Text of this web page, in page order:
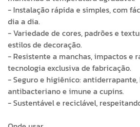
- Instalação rápida e simples, com
dia a dia.
- Variedade de cores, padrões e
estilos de decoração.
- Resistente a manchas, impactos e
tecnologia exclusiva de fabricação.
- Seguro e higiênico:
antibacteriano e imune a cupins.
- Sustentável e reciclável,